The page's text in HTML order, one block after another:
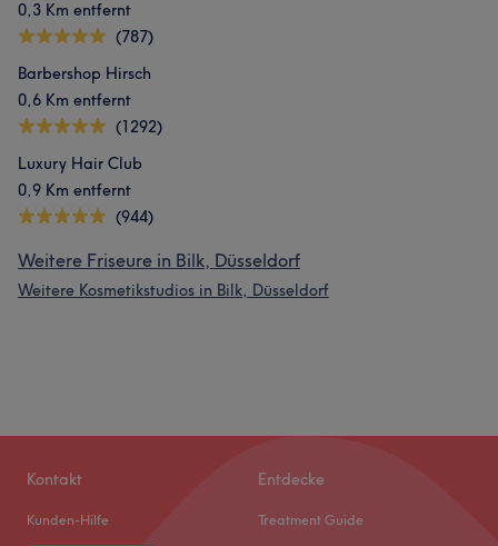
0,3 Km entfernt
(787)
Barbershop Hirsch
0,6 Km entfernt
(1292)
Luxury Hair Club
0,9 Km entfernt
(944)
Weitere Friseure in Bilk, Düsseldorf
Weitere Kosmetikstudios in Bilk, Düsseldorf
Kontakt
Kunden-Hilfe
Entdecke
Treatment Guide